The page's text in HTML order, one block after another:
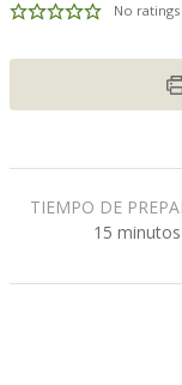
No
TIEMPO DE
15m
n
minutos